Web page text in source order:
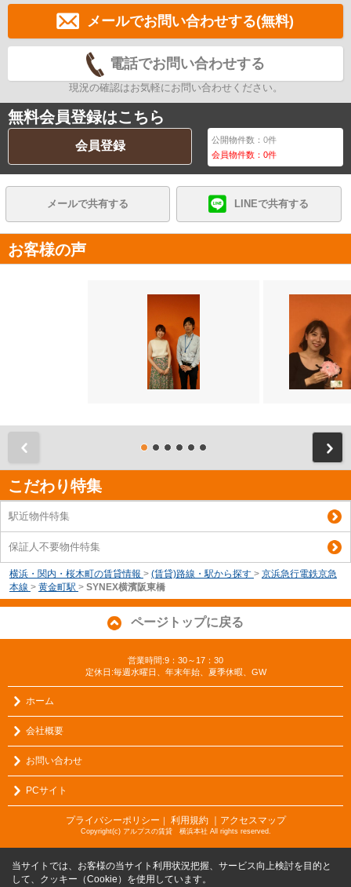
メールでお問い合わせする(無料)
電話でお問い合わせする
現況の確認はお気軽にお問い合わせください。
無料会員登録はこちら
会員登録 公開物件数：0件
会員物件数：0件
メールで共有する LINEで共有する
お客様の声
こだわり特集
駅近物件特集
保証人不要物件特集
横浜・関内・桜木町の賃貸情報 > (賃貸)路線・駅から探す > 京浜急行電鉄京急
本線 > 黄金町駅 > SYNEX横濱阪東橋
ページトップに戻る
営業時間:9：30～17：30
定休日:毎週水曜日、年末年始、夏季休暇、GW
ホーム
会社概要
お問い合わせ
PCサイト
プライバシーポリシー 利用規約 ｜アクセスマップ
Copyright(c) アルプスの賃貸 横浜本社 All rights reserved.
当サイトでは、お客様の当サイト利用状況把握、サービス向上検討を目的と
して、クッキー（Cookie）を使用しています。